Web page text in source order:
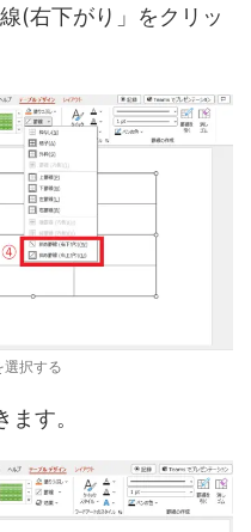
(右下がり」をクリッ
選択する
す。